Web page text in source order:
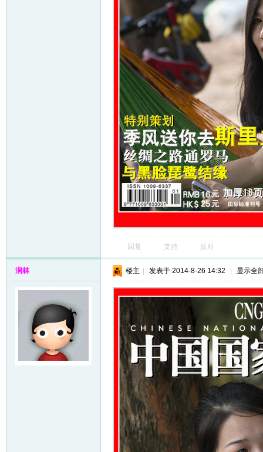
回复 支持 反对
润林 楼主 发表于 2014-8-26 14:32 显示全